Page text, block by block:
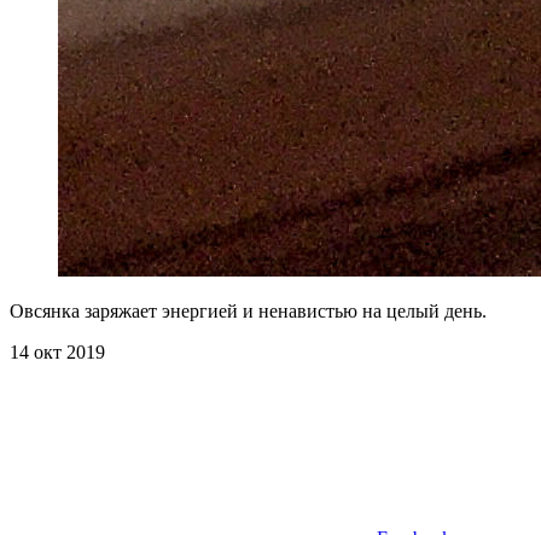
Овсянка заряжает энергией и ненавистью на целый день.
14 окт 2019